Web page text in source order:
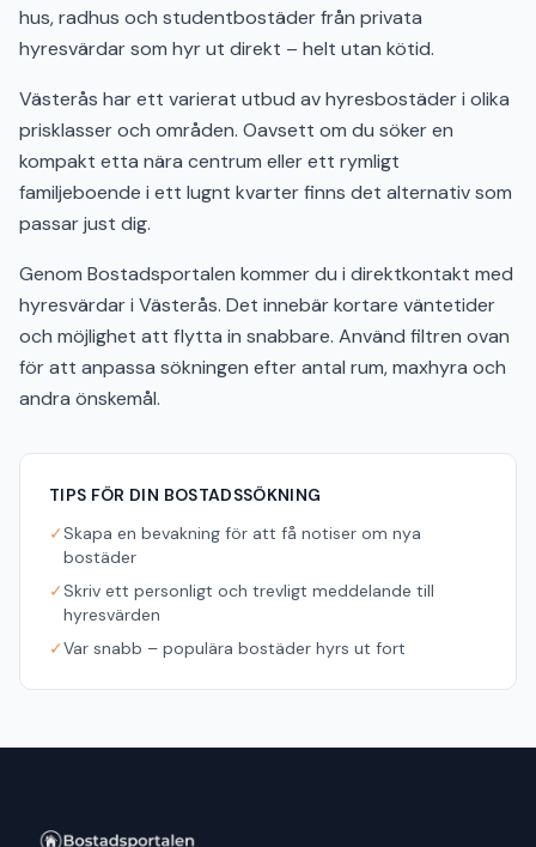
hus, radhus och studentbostäder från privata
hyresvärdar som hyr ut direkt – helt utan kötid.
Västerås har ett varierat utbud av hyresbostäder i olika
prisklasser och områden. Oavsett om du söker en
kompakt etta nära centrum eller ett rymligt
familjeboende i ett lugnt kvarter finns det alternativ som
passar just dig.
Genom Bostadsportalen kommer du i direktkontakt med
hyresvärdar i Västerås. Det innebär kortare väntetider
och möjlighet att flytta in snabbare. Använd filtren ovan
för att anpassa sökningen efter antal rum, maxhyra och
andra önskemål.
TIPS FÖR DIN BOSTADSSÖKNING
✓Skapa en bevakning för att få notiser om nya
bostäder
✓Skriv ett personligt och trevligt meddelande till
hyresvärden
✓Var snabb – populära bostäder hyrs ut fort